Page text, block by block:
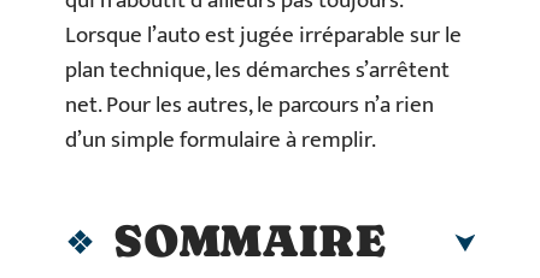
Lorsque l’auto est jugée irréparable sur le
plan technique, les démarches s’arrêtent
net. Pour les autres, le parcours n’a rien
d’un simple formulaire à remplir.
SOMMAIRE